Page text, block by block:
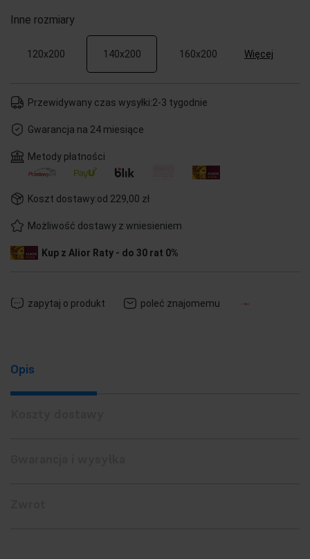
Inne rozmiary
120x200 140x200 160x200 Więcej
Przewidywany czas wysyłki:2-3 tygodnie
Gwarancja na 24 miesiące
Metody płatności
Koszt dostawy:od 229,00 zł
Możliwość dostawy z wniesieniem
Kup z Alior Raty - do 30 rat 0%
zapytaj o produkt poleć znajomemu
Opis